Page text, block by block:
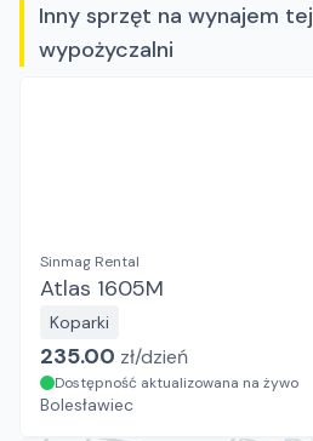
Inny sprzęt na wynajem tej
wypożyczalni
Sinmag Rental
Atlas 1605M
Koparki
235.00 zł/dzień
Dostępność aktualizowana na żywo
Bolesławiec